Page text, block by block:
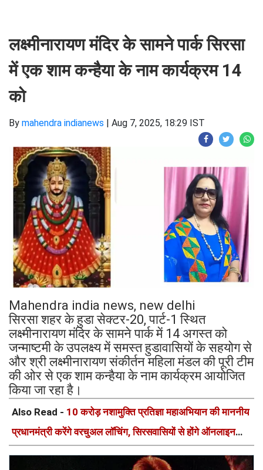
लक्ष्मीनारायण मंदिर के सामने पार्क सिरसा
में एक शाम कन्हैया के नाम कार्यक्रम 14
को
By mahendra indianews | Aug 7, 2025, 18:29 IST
Mahendra india news, new delhi
सिरसा शहर के हुडा सेक्टर-20, पार्ट-1 स्थित
लक्ष्मीनारायण मंदिर के सामने पार्क में 14 अगस्त को
जन्माष्टमी के उपलक्ष्य में समस्त हुडावासियों के सहयोग से
और श्री लक्ष्मीनारायण संकीर्तन महिला मंडल की पूरी टीम
की ओर से एक शाम कन्हैया के नाम कार्यक्रम आयोजित
किया जा रहा है।
Also Read - 10 करोड़ नशामुक्ति प्रतिज्ञा महाअभियान की माननीय
प्रधानमंत्री करेंगे वरचुअल लॉचिंग, सिरसवासियों से होंगे ऑनलाइन
रूबरू